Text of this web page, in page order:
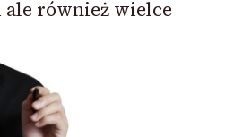
ale również wielce